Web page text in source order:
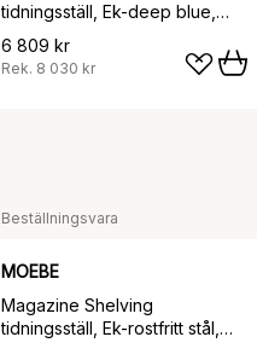
tidningsställ, Ek-deep blue,
85x180x7 cm, MS.180.1
6 809 kr
Rek. 8 030 kr
Beställningsvara
MOEBE
Magazine Shelving
tidningsställ, Ek-rostfritt stål,